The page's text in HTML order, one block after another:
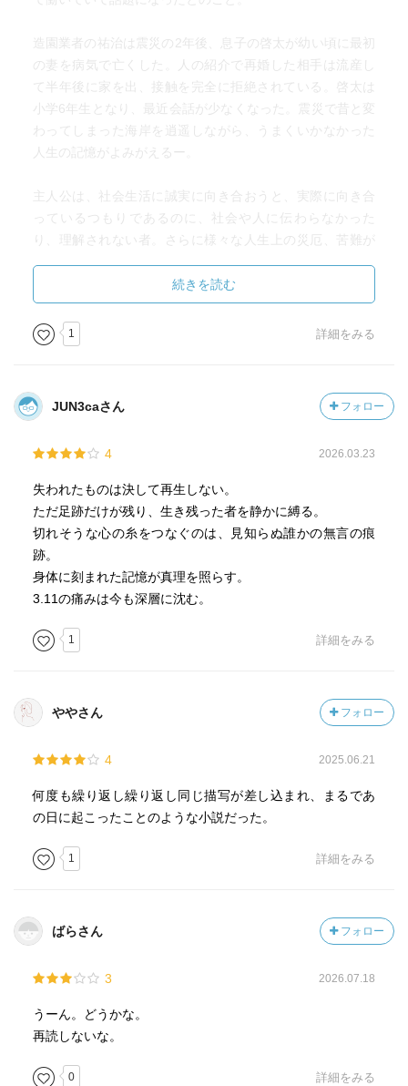
造園業者の祐治は震災の2年後、息子の啓太が幼い頃に最初
の妻を病気で亡くした。人の紹介で再婚した相手は流産し
て半年後に家を出、接触を完全に拒絶されている。啓太は
小学6年生となり、最近会話が少なくなった。震災で昔と変
わってしまった海岸を逍遥しながら、うまくいかなかった
人生の記憶がよみがえるー。
主人公は、社会生活に誠実に向き合おうと、実際に向き合
っているつもりであるのに、社会や人に伝わらなかった
り、理解されない者。さらに様々な人生上の災厄、苦難が
年老いた母や息子が身近にいるものの、また仕事はまだバ
リバリこなしているものの、老いを意識せざるを得ない世
代の孤独を背負っている。震災は大きなショックを与えた
津波で亡くなっている。ただ、この作品では間接的に大き
な要素として入ってきているように見える。
人知れず、悩みもがき生活に煩わされる。人間関係が影響
を及ぼしていく。人の生の姿が繰り返し描かれる。人は些
細なことで気分が左右される。さらに本人的に大きな出来
事は蝕むように、逃げようもなく心理的に作用する。話せ
る相手がたとえいたとしても、他人がすべて理解するのは
不可能だし、手を施すこともできない。
た地域もだだっ広い更地になったり、巨大な防波堤が設置
されたりしている。読んで改めて驚く。こうしたいまの風
る。
ょっと出来すぎかな・・なんて思っちゃうのが読み手の正
直なとこではありました。
続きを読む
1 詳細をみる
JUN3caさん フォロー
4 2026.03.23
失われたものは決して再生しない。
ただ足跡だけが残り、生き残った者を静かに縛る。
切れそうな心の糸をつなぐのは、見知らぬ誰かの無言の痕
跡。
身体に刻まれた記憶が真理を照らす。
3.11の痛みは今も深層に沈む。
1 詳細をみる
ややさん フォロー
4 2025.06.21
何度も繰り返し繰り返し同じ描写が差し込まれ、まるであ
の日に起こったことのような小説だった。
1 詳細をみる
ばらさん フォロー
3 2026.07.18
うーん。どうかな。
再読しないな。
0 詳細をみる